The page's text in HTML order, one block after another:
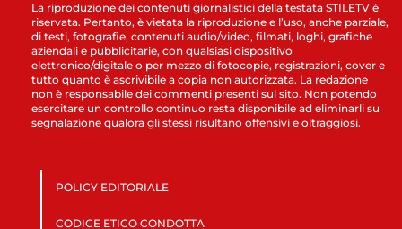
La riproduzione dei contenuti giornalistici della testata STILETV è
riservata. Pertanto, è vietata la riproduzione e l’uso, anche parziale,
di testi, fotografie, contenuti audio/video, filmati, loghi, grafiche
aziendali e pubblicitarie, con qualsiasi dispositivo
elettronico/digitale o per mezzo di fotocopie, registrazioni, cover e
tutto quanto è ascrivibile a copia non autorizzata. La redazione
non è responsabile dei commenti presenti sul sito. Non potendo
esercitare un controllo continuo resta disponibile ad eliminarli su
segnalazione qualora gli stessi risultano offensivi e oltraggiosi.
POLICY EDITORIALE
CODICE ETICO CONDOTTA